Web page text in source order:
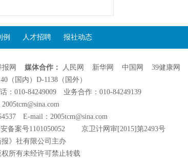
例 人才招聘 报社动态
网 媒体合作： 人民网 新华网 中国网 39健康网
（国内）D-1138（国外）
010-84249009 业务合作：010-84249139
E-mail：2005tcm@sina.com
案号1101050052 京卫计网审[2015]第2493号
》社有限公司主办
权所有未经许可禁止转载